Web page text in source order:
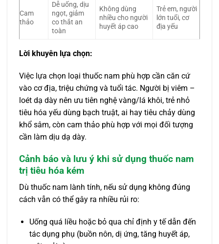
Cam
thảo
Dễ uống, dịu
ngọt, giảm
co thắt an
toàn
Không dùng
nhiều cho người
huyết áp cao
Trẻ em, người
lớn tuổi, cơ
địa yếu
Lời khuyên lựa chọn:
Việc lựa chọn loại thuốc nam phù hợp cần căn cứ
vào cơ địa, triệu chứng và tuổi tác. Người bị viêm –
loét dạ dày nên ưu tiên nghệ vàng/lá khôi, trẻ nhỏ
tiêu hóa yếu dùng bạch truật, ai hay tiêu chảy dùng
khổ sâm, còn cam thảo phù hợp với mọi đối tượng
cần làm dịu dạ dày.
Cảnh báo và lưu ý khi sử dụng thuốc nam
trị tiêu hóa kém
Dù thuốc nam lành tính, nếu sử dụng không đúng
cách vẫn có thể gây ra nhiều rủi ro:
Uống quá liều hoặc bỏ qua chỉ định y tế dẫn đến
tác dụng phụ (buồn nôn, dị ứng, tăng huyết áp,